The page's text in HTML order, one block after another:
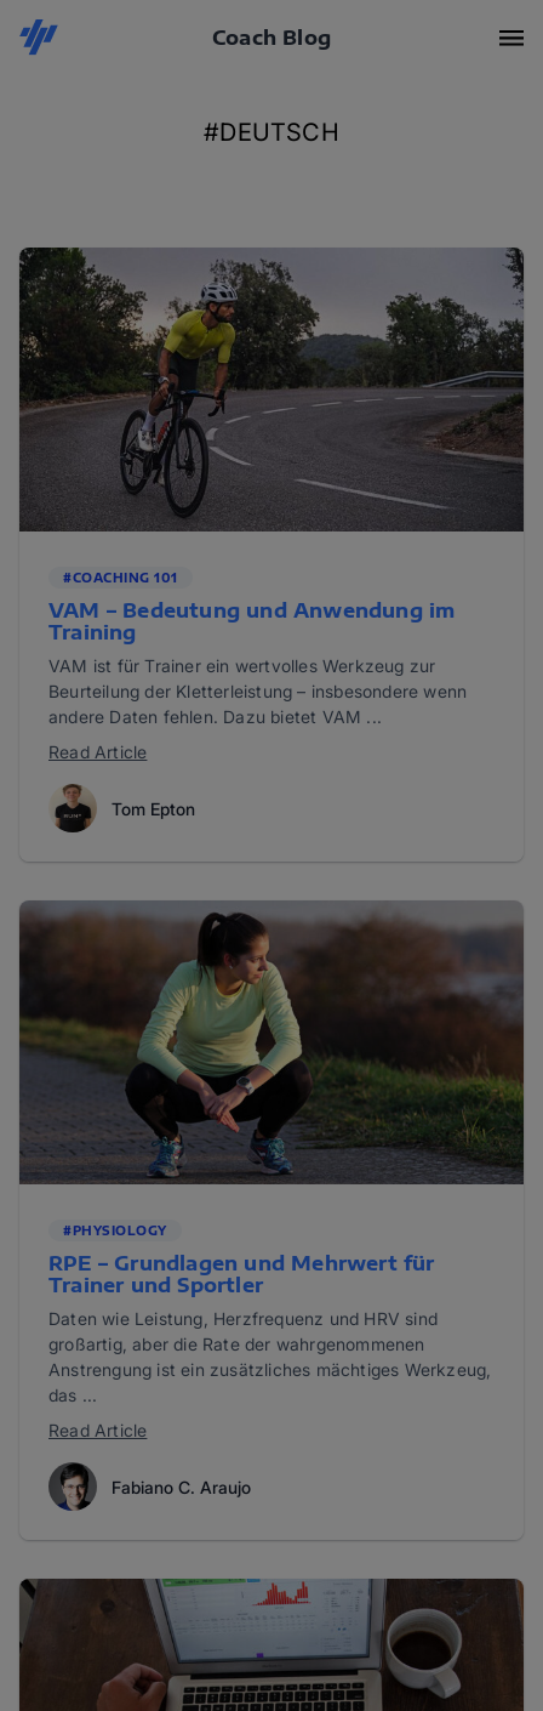
Coach Blog
#DEUTSCH
#COACHING 101
VAM – Bedeutung und Anwendung im
Training
VAM ist für Trainer ein wertvolles Werkzeug zur
Beurteilung der Kletterleistung – insbesondere wenn
andere Daten fehlen. Dazu bietet VAM ...
Read Article
Tom Epton
#PHYSIOLOGY
RPE – Grundlagen und Mehrwert für
Trainer und Sportler
Daten wie Leistung, Herzfrequenz und HRV sind
großartig, aber die Rate der wahrgenommenen
Anstrengung ist ein zusätzliches mächtiges Werkzeug,
das ...
Read Article
Fabiano C. Araujo